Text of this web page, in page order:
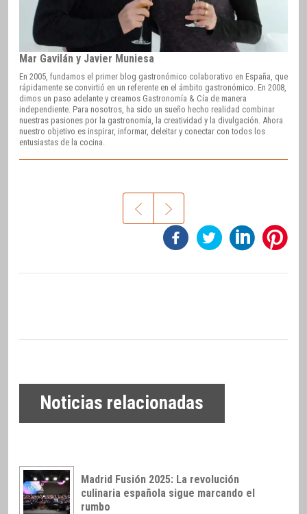
Mar Gavilán y Javier Muniesa
En 2005, fundamos el primer blog gastronómico colaborativo en España, que
rápidamente se convirtió en un referente en el ámbito gastronómico. En 2008,
dimos un paso adelante y creamos Gastronomía & Cía de manera
independiente. Para nosotros, ha sido un sueño hecho realidad combinar
nuestras pasiones por la gastronomía, la creatividad y la divulgación. Ahora
nuestro objetivo es inspirar, informar, deleitar y conectar con todos los
entusiastas de la cocina.
Noticias relacionadas
Madrid Fusión 2025: La revolución
culinaria española sigue marcando el
rumbo